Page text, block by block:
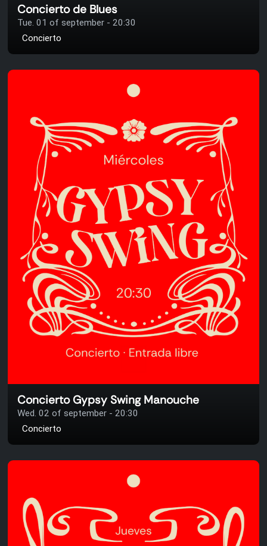
Concierto de Blues
Tue. 01 of september - 20:30
Concierto
Concierto Gypsy Swing Manouche
Wed. 02 of september - 20:30
Concierto